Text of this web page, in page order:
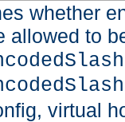
whether
allowed to
virtual